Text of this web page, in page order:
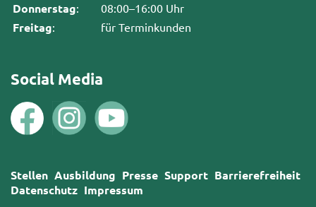
Donnerstag: 08:00–16:00 Uhr
Freitag: für Terminkunden
Social Media
Stellen Ausbildung Presse Support Barrierefreiheit
Datenschutz Impressum